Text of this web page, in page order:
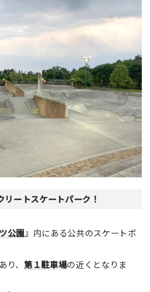
ートスケートパーク！
公園』内にある公共のスケートボ
り、第１駐車場の近くとなりま